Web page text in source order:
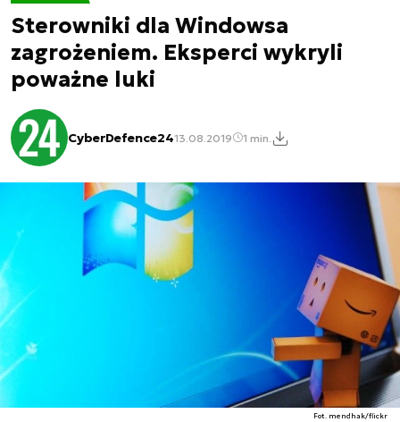
Sterowniki dla Windowsa
zagrożeniem. Eksperci wykryli
poważne luki
CyberDefence2413.08.2019 1 min.
Fot. mendhak/flickr